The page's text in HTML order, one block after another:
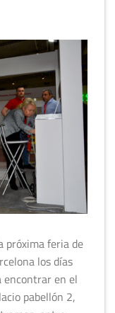
próxima feria de
los días
encontrar en el
pabellón 2,